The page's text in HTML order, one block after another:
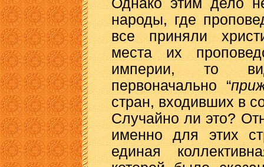
Однако этим дело
народы, где
все приняли
места их
империи, то
первоначально “
стран, входивших в
Случайно ли это?
именно для этих
единая